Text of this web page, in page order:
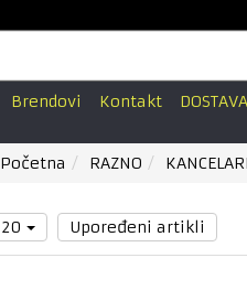
Brendovi Kontakt DOSTAVA
Početna RAZNO
20 Upoređeni artikli